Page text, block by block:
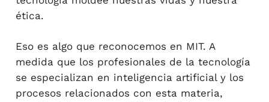
ética.
Eso es algo que reconocemos en MIT. A
medida que los profesionales de la tecnología
se especializan en inteligencia artificial y los
procesos relacionados con esta materia,